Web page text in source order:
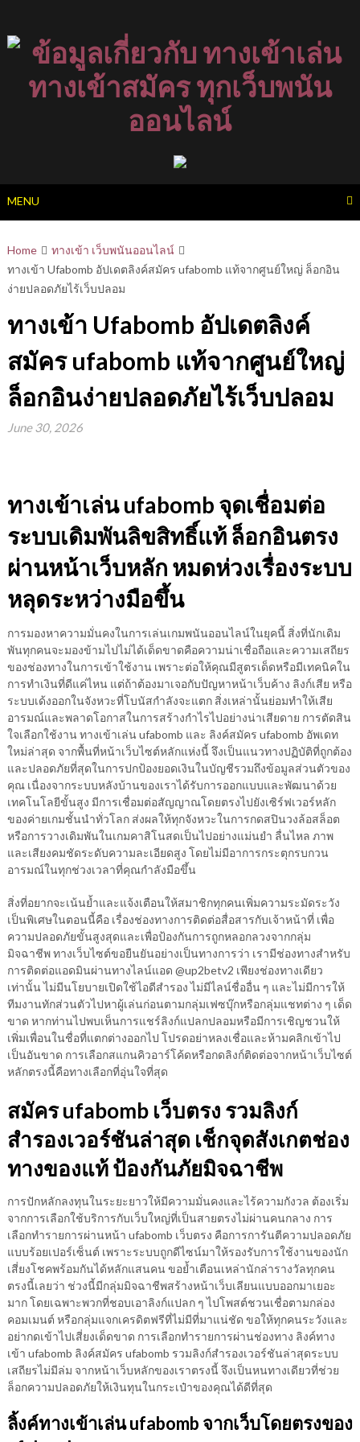
content
MENU
Home
ทางเข้า เว็บพนันออนไลน์
ทางเข้า Ufabomb อัปเดตลิงค์สมัคร ufabomb แท้จากศูนย์ใหญ่ ล็อกอิน
ง่ายปลอดภัยไร้เว็บปลอม
ทางเข้า Ufabomb อัปเดตลิงค์
สมัคร ufabomb แท้จากศูนย์ใหญ่
ล็อกอินง่ายปลอดภัยไร้เว็บปลอม
June 30, 2026
ทางเข้าเล่น ufabomb จุดเชื่อมต่อ
ระบบเดิมพันลิขสิทธิ์แท้ ล็อกอินตรง
ผ่านหน้าเว็บหลัก หมดห่วงเรื่องระบบ
หลุดระหว่างมือขึ้น
การมองหาความมั่นคงในการเล่นเกมพนันออนไลน์ในยุคนี้ สิ่งที่นักเดิม
พันทุกคนจะมองข้ามไปไม่ได้เด็ดขาดคือความน่าเชื่อถือและความเสถียร
ของช่องทางในการเข้าใช้งาน เพราะต่อให้คุณมีสูตรเด็ดหรือมีเทคนิคใน
การทำเงินที่ดีแค่ไหน แต่ถ้าต้องมาเจอกับปัญหาหน้าเว็บค้าง ลิงก์เสีย หรือ
ระบบเด้งออกในจังหวะที่โบนัสกำลังจะแตก สิ่งเหล่านั้นย่อมทำให้เสีย
อารมณ์และพลาดโอกาสในการสร้างกำไรไปอย่างน่าเสียดาย การตัดสิน
ใจเลือกใช้งาน ทางเข้าเล่น ufabomb และ ลิงค์สมัคร ufabomb อัพเดท
ใหม่ล่าสุด จากพื้นที่หน้าเว็บไซต์หลักแห่งนี้ จึงเป็นแนวทางปฏิบัติที่ถูกต้อง
และปลอดภัยที่สุดในการปกป้องยอดเงินในบัญชีรวมถึงข้อมูลส่วนตัวของ
คุณ เนื่องจากระบบหลังบ้านของเราได้รับการออกแบบและพัฒนาด้วย
เทคโนโลยีขั้นสูง มีการเชื่อมต่อสัญญาณโดยตรงไปยังเซิร์ฟเวอร์หลัก
ของค่ายเกมชั้นนำทั่วโลก ส่งผลให้ทุกจังหวะในการกดสปินวงล้อสล็อต
หรือการวางเดิมพันในเกมคาสิโนสดเป็นไปอย่างแม่นยำ ลื่นไหล ภาพ
และเสียงคมชัดระดับความละเอียดสูง โดยไม่มีอาการกระตุกรบกวน
อารมณ์ในทุกช่วงเวลาที่คุณกำลังมือขึ้น
สิ่งที่อยากจะเน้นย้ำและแจ้งเตือนให้สมาชิกทุกคนเพิ่มความระมัดระวัง
เป็นพิเศษในตอนนี้คือ เรื่องช่องทางการติดต่อสื่อสารกับเจ้าหน้าที่ เพื่อ
ความปลอดภัยขั้นสูงสุดและเพื่อป้องกันการถูกหลอกลวงจากกลุ่ม
มิจฉาชีพ ทางเว็บไซต์ขอยืนยันอย่างเป็นทางการว่า เรามีช่องทางสำหรับ
การติดต่อแอดมินผ่านทางไลน์แอด @up2betv2 เพียงช่องทางเดียว
เท่านั้น ไม่มีนโยบายเปิดใช้ไอดีสำรอง ไม่มีไลน์ชื่ออื่น ๆ และไม่มีการให้
ทีมงานทักส่วนตัวไปหาผู้เล่นก่อนตามกลุ่มเฟซบุ๊กหรือกลุ่มแชทต่าง ๆ เด็ด
ขาด หากท่านไปพบเห็นการแชร์ลิงก์แปลกปลอมหรือมีการเชิญชวนให้
เพิ่มเพื่อนในชื่อที่แตกต่างออกไป โปรดอย่าหลงเชื่อและห้ามคลิกเข้าไป
เป็นอันขาด การเลือกสแกนคิวอาร์โค้ดหรือกดลิงก์ติดต่อจากหน้าเว็บไซต์
หลักตรงนี้คือทางเลือกที่อุ่นใจที่สุด
สมัคร ufabomb เว็บตรง รวมลิงก์
สำรองเวอร์ชันล่าสุด เช็กจุดสังเกตช่อง
ทางของแท้ ป้องกันภัยมิจฉาชีพ
การปักหลักลงทุนในระยะยาวให้มีความมั่นคงและไร้ความกังวล ต้องเริ่ม
จากการเลือกใช้บริการกับเว็บใหญ่ที่เป็นสายตรงไม่ผ่านคนกลาง การ
เลือกทำรายการผ่านหน้า ufabomb เว็บตรง คือการการันตีความปลอดภัย
แบบร้อยเปอร์เซ็นต์ เพราะระบบถูกดีไซน์มาให้รองรับการใช้งานของนัก
เสี่ยงโชคพร้อมกันได้หลักแสนคน ขอย้ำเตือนเหล่านักล่ารางวัลทุกคน
ตรงนี้เลยว่า ช่วงนี้มีกลุ่มมิจฉาชีพสร้างหน้าเว็บเลียนแบบออกมาเยอะ
มาก โดยเฉพาะพวกที่ชอบเอาลิงก์แปลก ๆ ไปโพสต์ชวนเชื่อตามกล่อง
คอมเมนต์ หรือกลุ่มแจกเครดิตฟรีที่ไม่มีที่มาแน่ชัด ขอให้ทุกคนระวังและ
อย่ากดเข้าไปเสี่ยงเด็ดขาด การเลือกทำรายการผ่านช่องทาง ลิงค์ทาง
เข้า ufabomb ลิงค์สมัคร ufabomb รวมลิงก์สำรองเวอร์ชันล่าสุดระบบ
เสถียรไม่มีล่ม จากหน้าเว็บหลักของเราตรงนี้ จึงเป็นหนทางเดียวที่ช่วย
ล็อกความปลอดภัยให้เงินทุนในกระเป๋าของคุณได้ดีที่สุด
ลิ้งค์ทางเข้าเล่น ufabomb จากเว็บโดยตรงของ